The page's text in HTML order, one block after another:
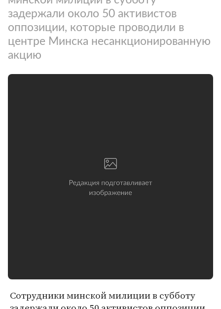
задержали около 50 активистов
оппозиции, которые проводили в
центре Минска несанкционированную
акцию
Сотрудники минской милиции в субботу